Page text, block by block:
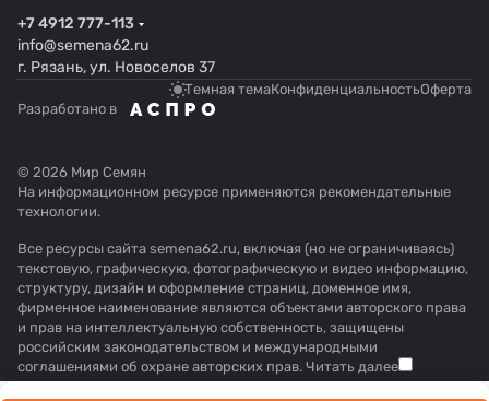
+7 4912 777-113
info@semena62.ru
г. Рязань, ул. Новоселов 37
Темная темаКонфиденциальностьОферта
Разработано в
© 2026 Мир Семян
На информационном ресурсе применяются рекомендательные
технологии.
Все ресурсы сайта semena62.ru, включая (но не ограничиваясь)
текстовую, графическую, фотографическую и видео информацию,
структуру, дизайн и оформление страниц, доменное имя,
фирменное наименование являются объектами авторского права
и прав на интеллектуальную собственность, защищены
российским законодательством и международными
соглашениями об охране авторских прав. Читать далее